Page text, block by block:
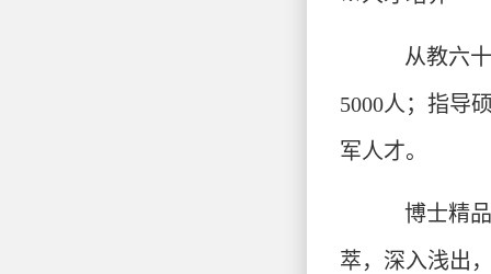
从教六
5000人；指导
军人才。
博士精
萃，深入浅出